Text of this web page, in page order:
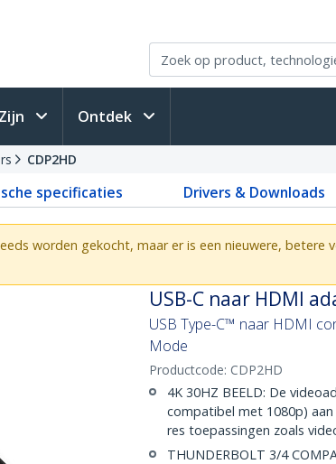
Ontdek
CDP2HD
specificaties Drivers & Downloads
worden gekocht, maar er is een nieuwere, betere
USB-C naar HDMI
USB Type-C™ naar HDMI
Mode
Productcode: CDP2HD
4K 30HZ BEELD: De
compatibel met 1080p)
res toepassingen zoals
THUNDERBOLT 3/4